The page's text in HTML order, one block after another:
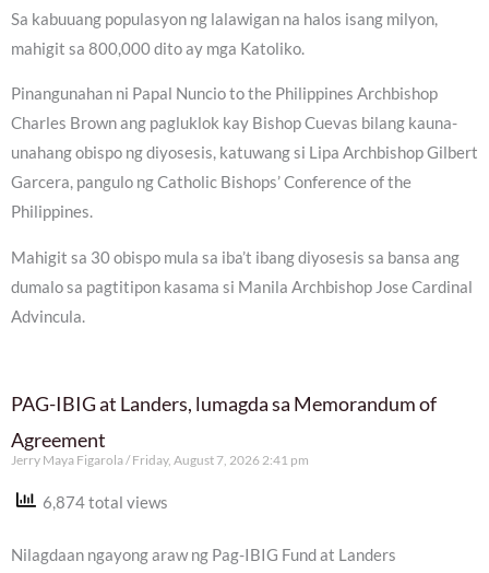
Sa kabuuang populasyon ng lalawigan na halos isang milyon,
mahigit sa 800,000 dito ay mga Katoliko.
Pinangunahan ni Papal Nuncio to the Philippines Archbishop
Charles Brown ang pagluklok kay Bishop Cuevas bilang kauna-
unahang obispo ng diyosesis, katuwang si Lipa Archbishop Gilbert
Garcera, pangulo ng Catholic Bishops’ Conference of the
Philippines.
Mahigit sa 30 obispo mula sa iba’t ibang diyosesis sa bansa ang
dumalo sa pagtitipon kasama si Manila Archbishop Jose Cardinal
Advincula.
PAG-IBIG at Landers, lumagda sa Memorandum of
Agreement
Jerry Maya Figarola Friday, August 7, 2026 2:41 pm
6,874 total views
Nilagdaan ngayong araw ng Pag-IBIG Fund at Landers